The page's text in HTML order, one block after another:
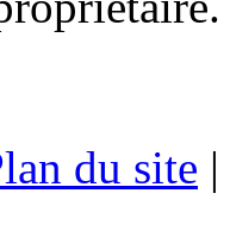
du site |